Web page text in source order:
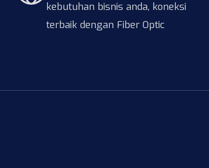
kebutuhan bisnis anda, koneksi
terbaik dengan Fiber Optic